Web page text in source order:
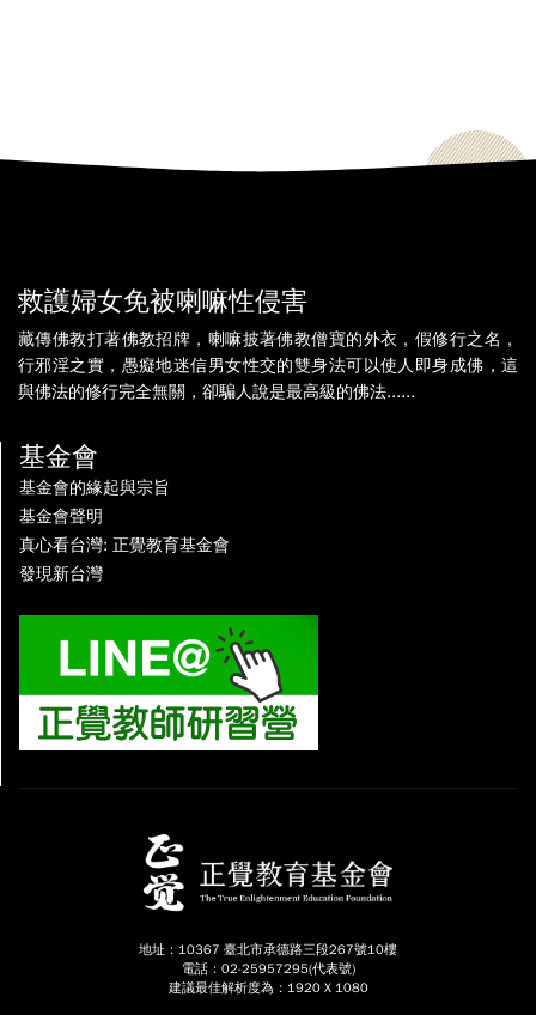
救護婦女免被喇嘛性侵害
藏傳佛教打著佛教招牌，喇嘛披著佛教僧寶的外衣，假修行之名，
行邪淫之實，愚癡地迷信男女性交的雙身法可以使人即身成佛，這
與佛法的修行完全無關，卻騙人說是最高級的佛法......
基金會
基金會的緣起與宗旨
基金會聲明
真心看台灣: 正覺教育基金會
發現新台灣
地址：10367 臺北市承德路三段267號10樓
電話：02-25957295(代表號)
建議最佳解析度為：1920 X 1080